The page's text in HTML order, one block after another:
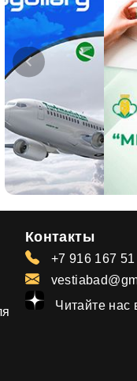
Контакты
+7 916 167
Читайте нас